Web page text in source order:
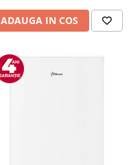
ADAUGA IN COS